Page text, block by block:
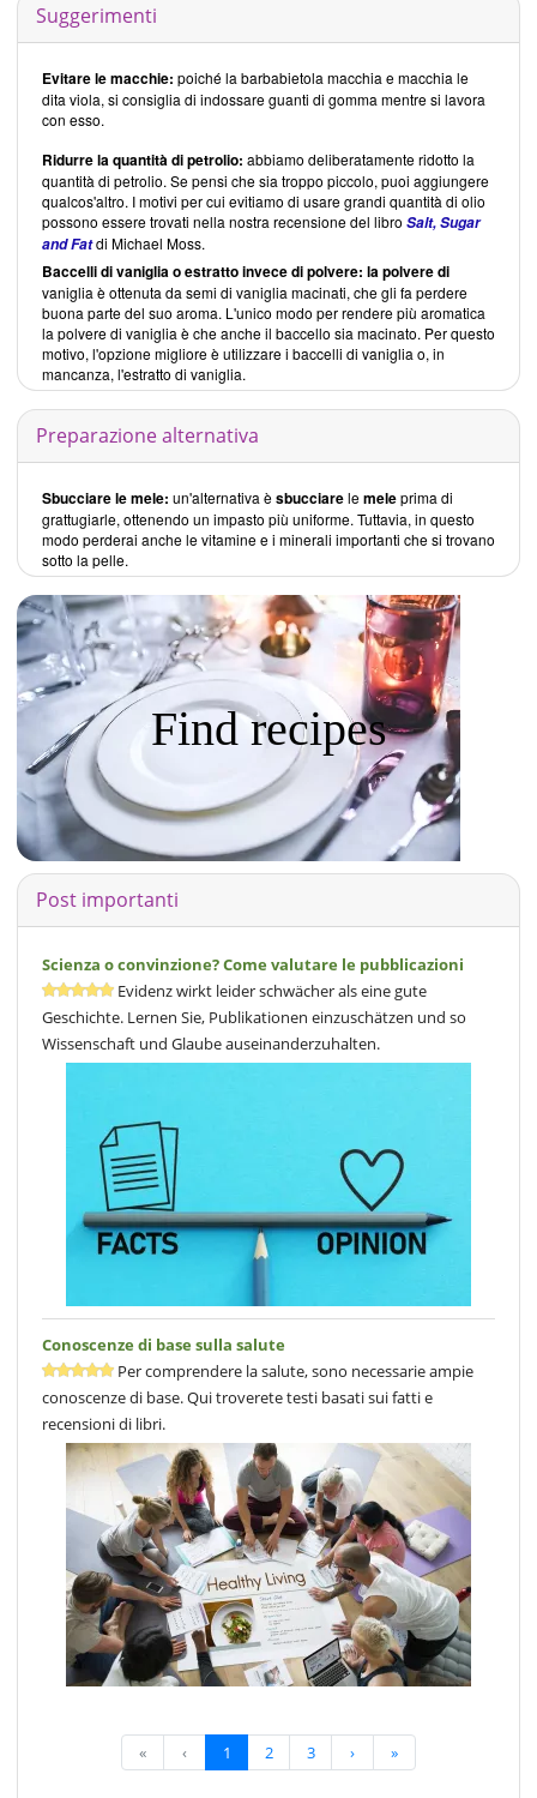
Suggerimenti
Evitare le macchie: poiché la barbabietola macchia e macchia le
dita viola, si consiglia di indossare guanti di gomma mentre si lavora
con esso.
Ridurre la quantità di petrolio: abbiamo deliberatamente ridotto la
quantità di petrolio. Se pensi che sia troppo piccolo, puoi aggiungere
qualcos'altro. I motivi per cui evitiamo di usare grandi quantità di olio
possono essere trovati nella nostra recensione del libro Salt, Sugar
and Fatdi Michael Moss.
Baccelli di vaniglia o estratto invece di polvere: la polvere di
vaniglia è ottenuta da semi di vaniglia macinati, che gli fa perdere
buona parte del suo aroma. L'unico modo per rendere più aromatica
la polvere di vaniglia è che anche il baccello sia macinato. Per questo
motivo, l'opzione migliore è utilizzare i baccelli di vaniglia o, in
mancanza, l'estratto di vaniglia.
Preparazione alternativa
Sbucciare le mele: un'alternativa èsbucciarelemeleprima di
grattugiarle, ottenendo un impasto più uniforme. Tuttavia, in questo
modo perderai anche le vitamine e i minerali importanti che si trovano
sotto la pelle.
Find recipes
Post importanti
Scienza o convinzione? Come valutare le pubblicazioni
Evidenz wirkt leider schwächer als eine gute
Geschichte. Lernen Sie, Publikationen einzuschätzen und so
Wissenschaft und Glaube auseinanderzuhalten.
Conoscenze di base sulla salute
Per comprendere la salute, sono necessarie ampie
conoscenze di base. Qui troverete testi basati sui fatti e
recensioni di libri.
« ‹ 1 2 3 › »